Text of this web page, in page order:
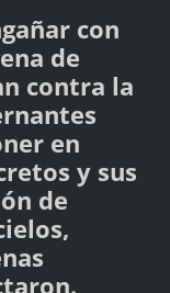
con
de
contra la
en
y sus
de